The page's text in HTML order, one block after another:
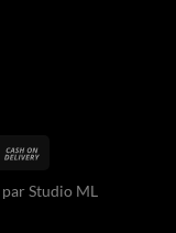
par Studio ML